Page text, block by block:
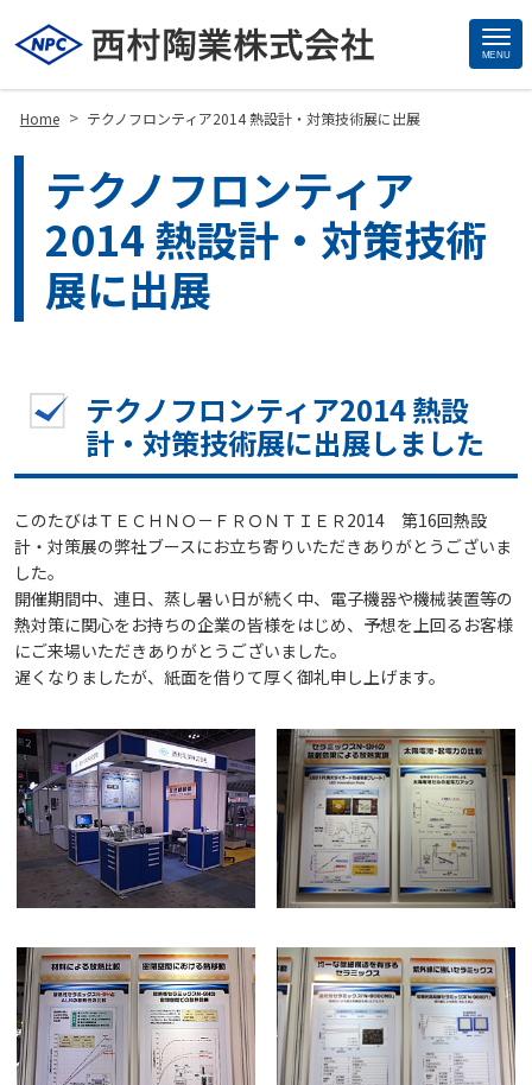
MENU
Home > テクノフロンティア2014 熱設計・対策技術展に出展
テクノフロンティア
2014 熱設計・対策技術
展に出展
テクノフロンティア2014 熱設
計・対策技術展に出展しました
このたびはＴＥＣＨＮＯ－ＦＲＯＮＴＩＥＲ2014 第16回熱設
計・対策展の弊社ブースにお立ち寄りいただきありがとうございま
した。
開催期間中、連日、蒸し暑い日が続く中、電子機器や機械装置等の
熱対策に関心をお持ちの企業の皆様をはじめ、予想を上回るお客様
にご来場いただきありがとうございました。
遅くなりましたが、紙面を借りて厚く御礼申し上げます。
Site
Footer